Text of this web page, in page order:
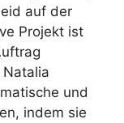
auf der
Projekt ist
und
indem sie